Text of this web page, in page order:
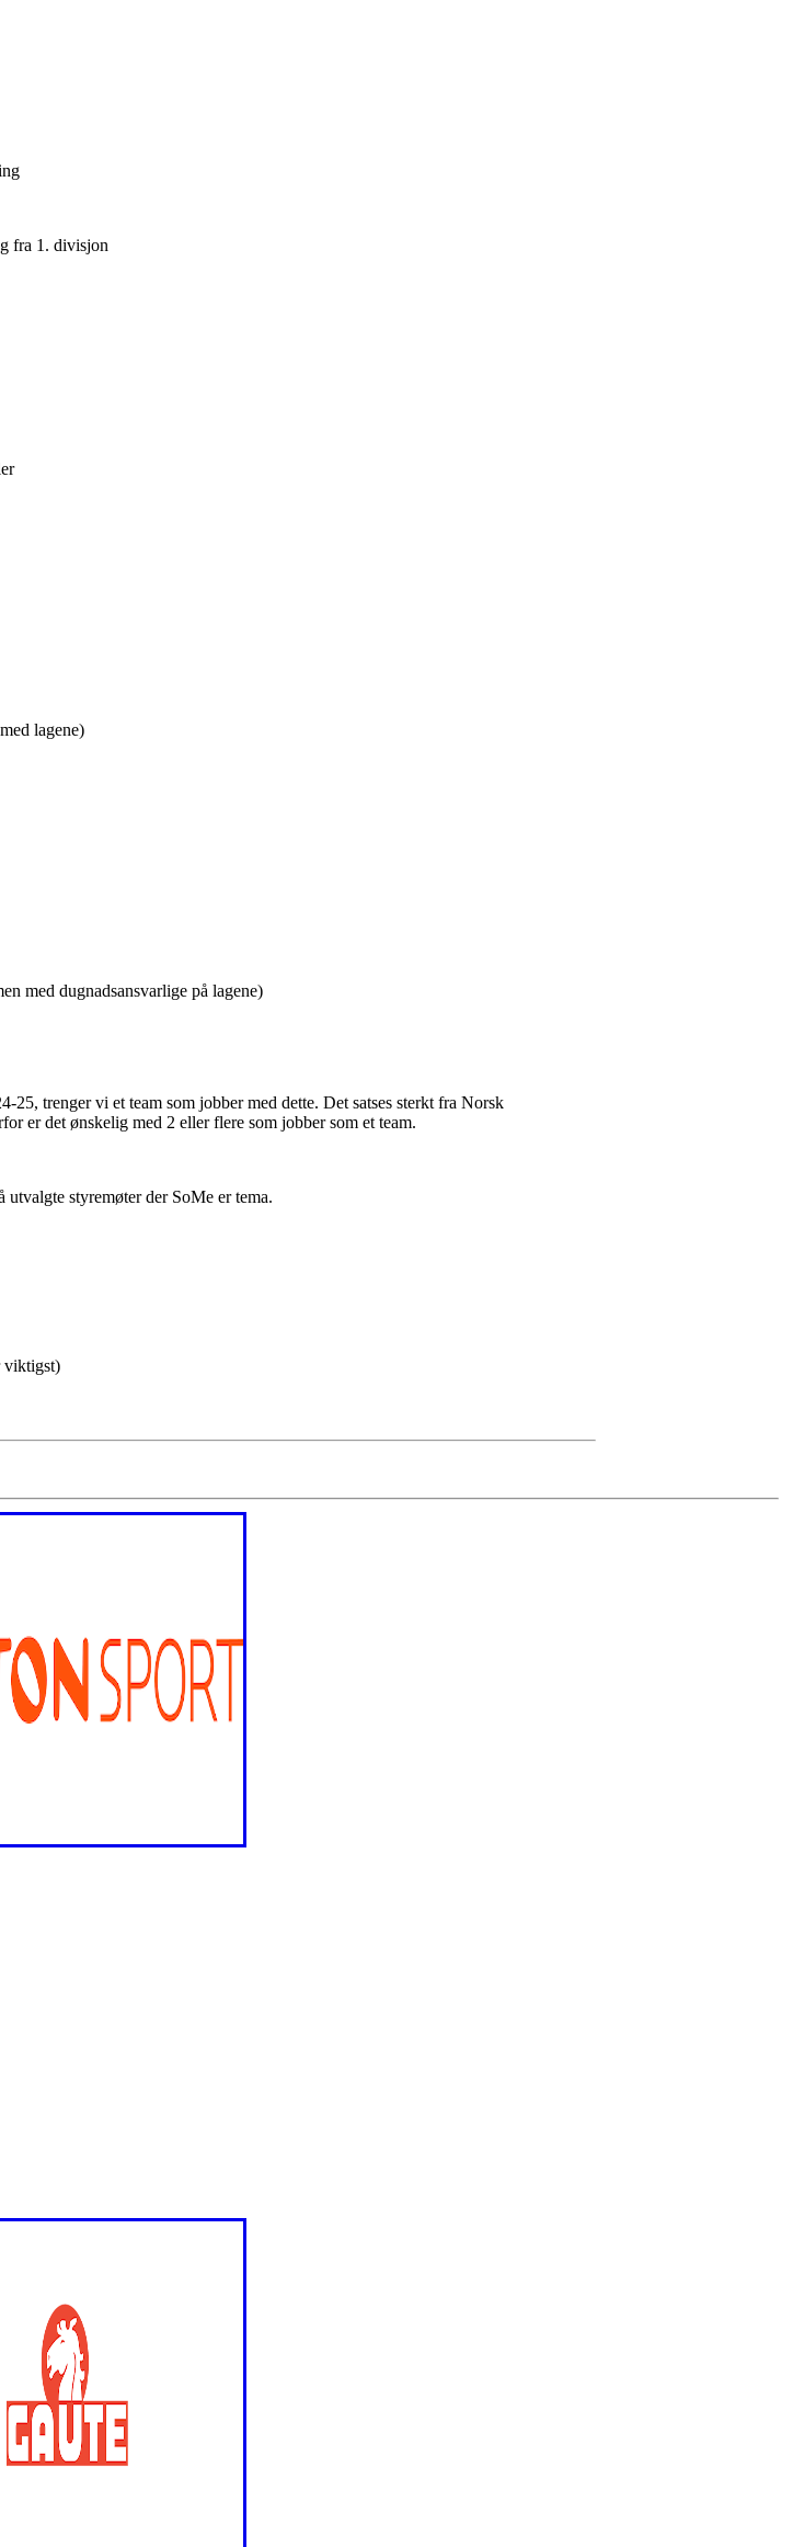
fra 1. divisjon
lagene)
med dugnadsansvarlige på lagene)
trenger vi et team som jobber med dette. Det satses sterkt fra Norsk
er det ønskelig med 2 eller flere som jobber som et team.
styremøter der SoMe er tema.
viktigst)